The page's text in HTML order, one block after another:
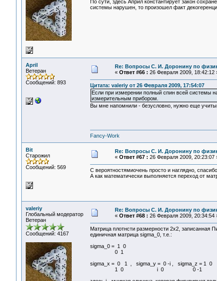
По сути, здесь Април константирует закон
системы нарушен, то произошел факт
April
Ветеран
Сообщений: 893
Re: Вопросы С. И. Доронину по
« Ответ #66 : 26 Февраля 2009, 18:42:12
Цитата: valeriy от 26 Февраля 2009, 17:54:07
Если при измерении полный спин всей системы
измерительным прибором.
Вы мне напомнили - безусловно, нужно еще
Fancy-Work
Bit
Старожил
Сообщений: 569
Re: Вопросы С. И. Доронину по
« Ответ #67 : 26 Февраля 2009, 20:23:07
С вероятностямиочень просто и наглядно,
А как математически выполняется переход от
valeriy
Глобальный модератор
Ветеран
Сообщений: 4167
Re: Вопросы С. И. Доронину по
« Ответ #68 : 26 Февраля 2009, 20:34:54
Матрица плотнсти размерности 2х2, записанная
единичная матрица sigma_0, т.е.:
sigma_0 = 1 0
0 1
sigma_x = 0 1 , sigma_y = 0 -i , sigma_z = 1 0
1 0 i 0 0 -1